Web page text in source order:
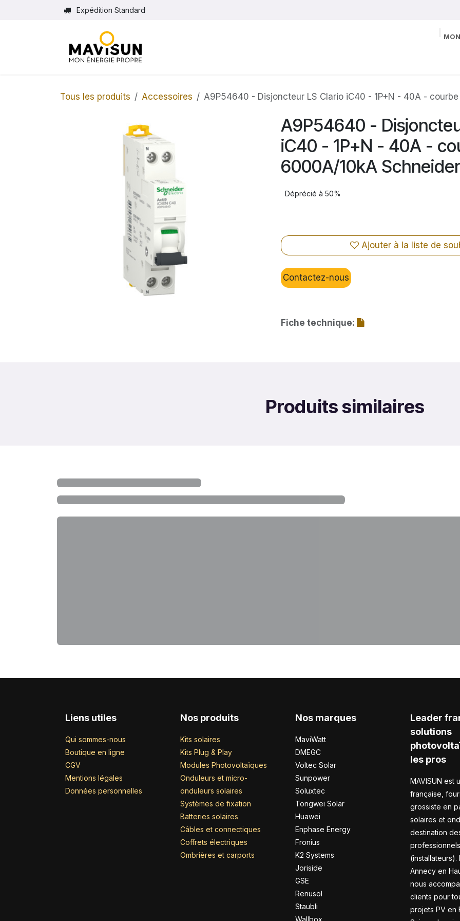
Se rendre au contenuExpédition Standard
Tous les produits Accessoires A9P54640 - Disjoncteur LS Clario iC40 - 1P+N - 40A -
A9P54640 -
iC40 - 1P+N - 40A -
6000A/10kA Schneider
Déprécié à 50%
Ajouter à la liste de
Contactez-nous
Fiche technique:
Produits similaires
Liens utiles
Qui sommes-nous
Boutique en ligne
CGV
Mentions légales
Données personnelles
Nos produits
Kits solaires
Kits Plug & Play
Modules Photovoltaïques
Onduleurs et micro-
onduleurs solaires
Systèmes de fixation
Batteries solaires
Câbles et connectiques
Coffrets électriques
Ombrières et carports
Nos marques
MaviWatt
DMEGC
Voltec Solar
Sunpower
Soluxtec
Tongwei Solar
Huawei
Enphase Energy
Fronius
K2 Systems
Joriside
GSE
Renusol
Staubli
Leader
solutions
les pros
MAVISUN est
française,
grossiste en
solaires et
destination
(installateurs).
Annecy en
nous
clients pour
projets PV en